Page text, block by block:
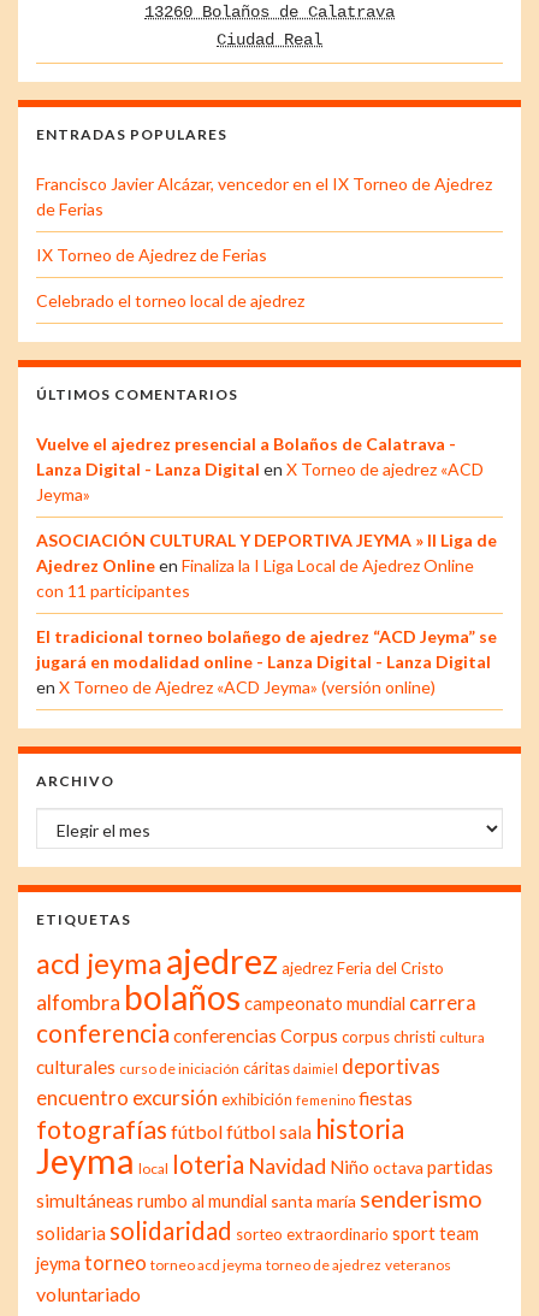
13260 Bolaños de Calatrava
Ciudad Real
ENTRADAS POPULARES
Francisco Javier Alcázar, vencedor en el IX Torneo de Ajedrez
de Ferias
IX Torneo de Ajedrez de Ferias
Celebrado el torneo local de ajedrez
ÚLTIMOS COMENTARIOS
Vuelve el ajedrez presencial a Bolaños de Calatrava -
Lanza Digital - Lanza Digital en X Torneo de ajedrez «ACD
Jeyma»
ASOCIACIÓN CULTURAL Y DEPORTIVA JEYMA » II Liga de
Ajedrez Onlineen Finaliza la I Liga Local de Ajedrez Online
con 11 participantes
El tradicional torneo bolañego de ajedrez “ACD Jeyma” se
jugará en modalidad online - Lanza Digital - Lanza Digital
en X Torneo de Ajedrez «ACD Jeyma» (versión online)
ARCHIVO
Archivo
ETIQUETAS
acd jeymaajedrez ajedrez Feria del Cristo
alfombra bolaños campeonato mundial carrera
conferencia conferencias Corpus corpus christi cultura
culturales curso de iniciación cáritas daimiel deportivas
encuentro excursión exhibición femenino fiestas
fotografías fútbolfútbol sala historia
Jeyma local loteria Navidad Niño octava partidas
simultáneas rumbo al mundial santa maría senderismo
solidaria solidaridad sorteo extraordinario sport team
jeyma torneo torneo acd jeyma torneo de ajedrez veteranos
voluntariado